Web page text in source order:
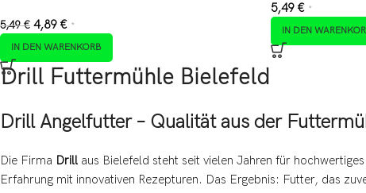
5,49€ 4,89 € *
IN DEN WARENKORB
5,49 € *
IN DEN
Drill Futtermühle Bielefeld
Drill Angelfutter – Qualität aus der
Die Firma Drill aus Bielefeld steht seit vielen Jahren für
Erfahrung mit innovativen Rezepturen. Das Ergebnis: Futter, das